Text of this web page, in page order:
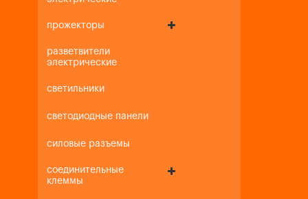
прожекторы
разветвители
электрические
светильники
светодиодные панели
силовые разъемы
соединительные
клеммы